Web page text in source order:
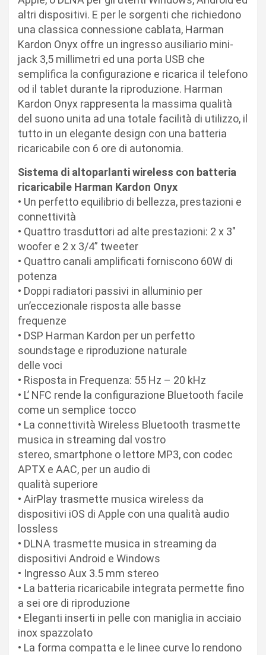
altri dispositivi. E per le sorgenti che richiedono
una classica connessione cablata, Harman
Kardon Onyx offre un ingresso ausiliario mini-
jack 3,5 millimetri ed una porta USB che
semplifica la configurazione e ricarica il telefono
od il tablet durante la riproduzione. Harman
Kardon Onyx rappresenta la massima qualità
del suono unita ad una totale facilità di utilizzo, il
tutto in un elegante design con una batteria
ricaricabile con 6 ore di autonomia.
Sistema di altoparlanti wireless con batteria
ricaricabile Harman Kardon Onyx
• Un perfetto equilibrio di bellezza, prestazioni e
connettività
• Quattro trasduttori ad alte prestazioni: 2 x 3″
woofer e 2 x 3/4” tweeter
• Quattro canali amplificati forniscono 60W di
potenza
• Doppi radiatori passivi in alluminio per
un’eccezionale risposta alle basse
frequenze
• DSP Harman Kardon per un perfetto
soundstage e riproduzione naturale
delle voci
• Risposta in Frequenza: 55 Hz – 20 kHz
• L’ NFC rende la configurazione Bluetooth facile
come un semplice tocco
• La connettività Wireless Bluetooth trasmette
musica in streaming dal vostro
stereo, smartphone o lettore MP3, con codec
APTX e AAC, per un audio di
qualità superiore
• AirPlay trasmette musica wireless da
dispositivi iOS di Apple con una qualità audio
lossless
• DLNA trasmette musica in streaming da
dispositivi Android e Windows
• Ingresso Aux 3.5 mm stereo
• La batteria ricaricabile integrata permette fino
a sei ore di riproduzione
• Eleganti inserti in pelle con maniglia in acciaio
inox spazzolato
• La forma compatta e le linee curve lo rendono